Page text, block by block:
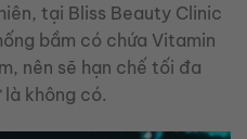
tại Bliss Beauty Clinic
bầm có chứa Vitamin
nên sẽ hạn chế tối đa
là không có.